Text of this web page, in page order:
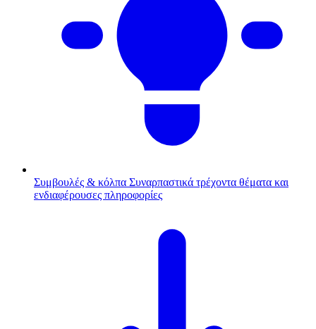
Συμβουλές & κόλπα Συναρπαστικά τρέχοντα θέματα και
ενδιαφέρουσες πληροφορίες